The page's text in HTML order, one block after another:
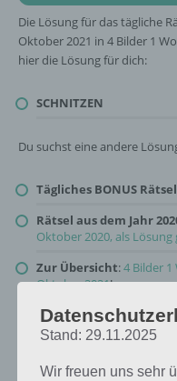
Die Lösung für das tägliche
Oktober 2021 in 4 Bilder 1
hier die Lösung für dich:
SCHNITZEN
Du suchst eine andere
Tägliches BONUS
Rätsel aus dem Jahr
Oktober 2020, als
Zur Übersicht:4 Bilder
Oktober 2021!
Stand: 29.11.2025
Wir freuen uns sehr